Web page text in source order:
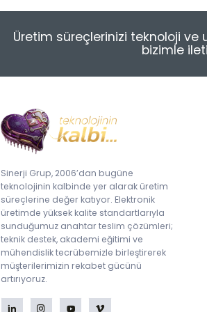
Toz Geçirgenlik Test Kabini
Yağmurlama - Püskürtme Test
Vakumlu Kürleme Fırını
Sıcaklık ve İrtifa Test Kabini
Yüksek Hızlandırılmış Termal
Şok Testi
EPA Organizasyonu
Düzensiz (Özel Formlu)
Ekipmanları
Lehimleme ile İlgili Test
Sistemleri
Krem Lehim Karıştırıcılar
Krem Lehim Saklama
MES Tabanlı Üretim Yönetimi
Üretim süreçlerinizi teknoloji ve
bizimle
Sinerji Grup, 2006’dan bugüne
teknolojinin kalbinde yer alarak üretim
süreçlerine değer katıyor. Elektronik
üretimde yüksek kalite standartlarıyla
sunduğumuz anahtar teslim çözümleri;
teknik destek, akademi eğitimi ve
mühendislik tecrübemizle birleştirerek
müşterilerimizin rekabet gücünü
artırıyoruz.